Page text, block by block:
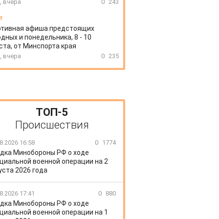
вчера 0 243
афиша предстоящих
и понедельника, 8 - 10
от Минспорта края
вчера 0 235
ТОП-5
Происшествия
16:58 0 1774
Минобороны РФ о ходе
военной операции на 2
2026 года
17:41 0 880
Минобороны РФ о ходе
военной операции на 1